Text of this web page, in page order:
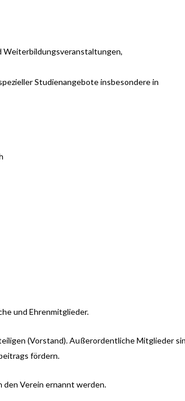
Weiterbildungsveranstaltungen,
Studienangebote insbesondere in
und Ehrenmitglieder.
(Vorstand). Außerordentliche Mitglieder
fördern.
den Verein ernannt werden.